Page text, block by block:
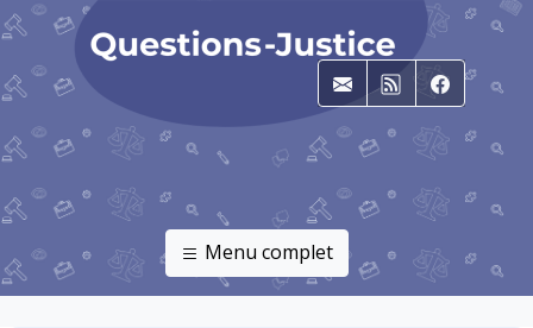
E-mailRSS
Menu complet